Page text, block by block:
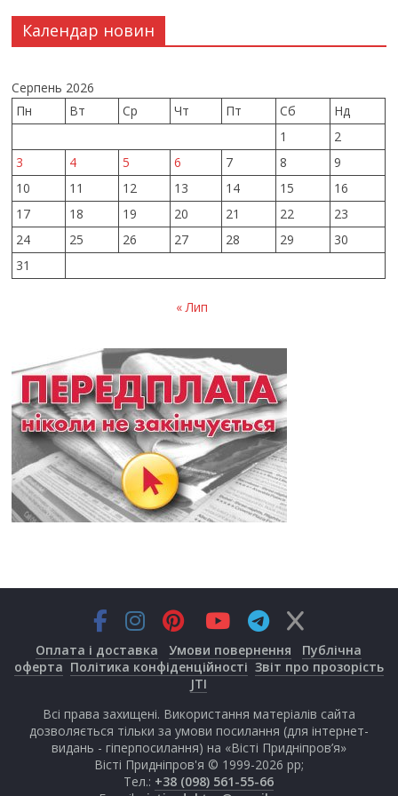
Календар новин
Серпень 2026
Пн
Вт Ср Чт Пт Сб
Нд
1
2
3
4 5 6 7 8
9
10
11 12 13 14 15
16
17
18 19 20 21 22
23
24
25 26 27 28 29
30
31
« Лип
Оплата і доставка Умови повернення
Публічна
оферта Політика конфіденційності Звіт про прозорість
JTI
Всі права захищені. Використання матеріалів сайта
дозволяється тільки за умови посилання (для інтернет-
видань - гіперпосилання) на «Вісті Придніпров’я»
Вісті Придніпров'я © 1999-2026 рр;
Тел.: +38 (098) 561-55-66